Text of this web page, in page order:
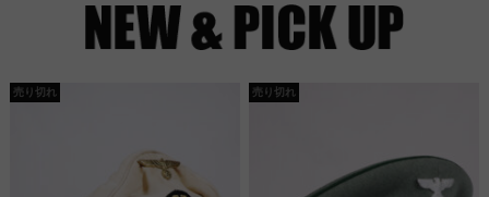
売り切れ 売り切れ